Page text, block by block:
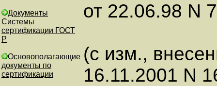
Документы
Системы
сертификации ГОСТ
Р
Основополагающие
документы по
сертификации
от 22.06.98 N
(с изм.,
16.11.2001 N